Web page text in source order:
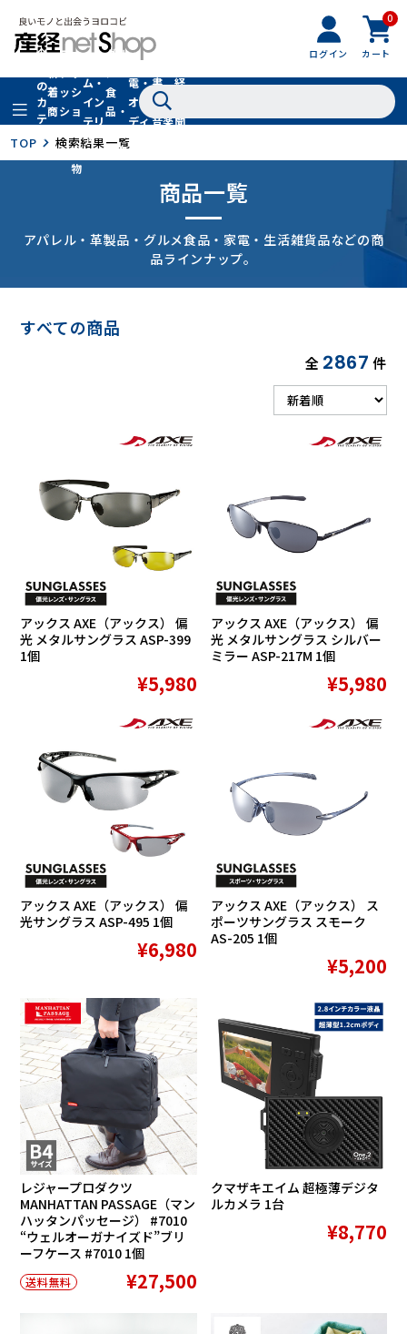
ログイン
0
カート
全
の
カ
テ
リ
着
商
品
フ
ッ
シ
ョ
ン
フ
ァ
シ
ョ
ン
小
物
ム・
イン
テリ
ア
グル
食
品・
ドリ
ンク
家
電・
オー
ディ
オ
書
籍・
音楽
経
聞
TOP 検索結果一覧
商品一覧
アパレル・革製品・グルメ食品・家電・生活雑貨品などの商
品ラインナップ。
すべての商品
全 2867 件
アックス AXE（アックス） 偏
光 メタルサングラス ASP-399
1個
¥5,980
アックス AXE（アックス） 偏
光 メタルサングラス シルバー
ミラー ASP-217M 1個
¥5,980
SALE
アックス AXE（アックス） 偏
光サングラス ASP-495 1個
¥6,980
アックス AXE（アックス） ス
ポーツサングラス スモーク
AS-205 1個
¥5,200
レジャープロダクツ
MANHATTAN PASSAGE（マン
ハッタンパッセージ） #7010
“ウェルオーガナイズド”ブリ
ーフケース #7010 1個
送料無料 ¥27,500
クマザキエイム 超極薄デジタ
ルカメラ 1台
¥8,770